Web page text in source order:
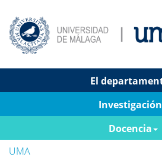
El
Investigación
Docencia
UMA